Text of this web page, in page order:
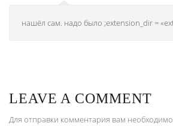
нашёл сам. надо было ;extension_dir =
LEAVE A COMMENT
Для отправки комментария вам необходимо